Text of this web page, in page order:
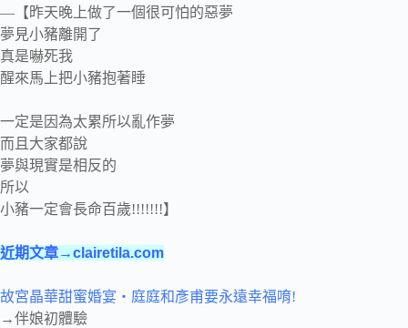
—【昨天晚上做了一個很可怕的惡夢
夢見小豬離開了
真是嚇死我
醒來馬上把小豬抱著睡
一定是因為太累所以亂作夢
而且大家都說
夢與現實是相反的
所以
小豬一定會長命百歲!!!!!!!】
近期文章→clairetila.com
故宮晶華甜蜜婚宴‧庭庭和彥甫要永遠幸福唷!
→伴娘初體驗